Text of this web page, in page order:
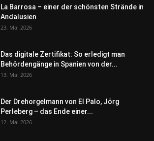
La Barrosa – einer der schönsten Strände in
Andalusien
23. Mai 2026
Das digitale Zertifikat: So erledigt man
Behördengänge in Spanien von der...
13. Mai 2026
Der Drehorgelmann von El Palo, Jörg
Perleberg – das Ende einer...
12. Mai 2026